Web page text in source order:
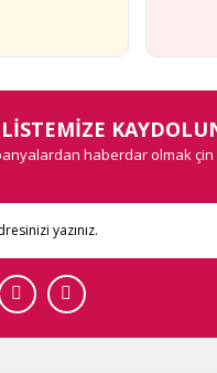
LİSTEMİZE
haberdar olmak